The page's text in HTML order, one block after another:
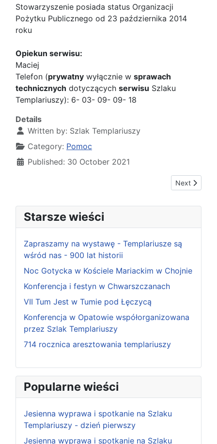
Stowarzyszenie posiada status Organizacji
Pożytku Publicznego od 23 października 2014
roku
Opiekun serwisu:
Maciej
Telefon (prywatny wyłącznie w sprawach
technicznych dotyczących serwisu Szlaku
Templariuszy): 6- 03- 09- 09- 18
Details
Written by: Szlak Templariuszy
Category: Pomoc
Published: 30 October 2021
Next article:
Next
Starsze wieści
Zapraszamy na wystawę - Templariusze są
wśród nas - 900 lat historii
Noc Gotycka w Kościele Mariackim w Chojnie
Konferencja i festyn w Chwarszczanach
VII Tum Jest w Tumie pod Łęczycą
Konferencja w Opatowie współorganizowana
przez Szlak Templariuszy
714 rocznica aresztowania templariuszy
Popularne wieści
Jesienna wyprawa i spotkanie na Szlaku
Templariuszy - dzień pierwszy
Jesienna wyprawa i spotkanie na Szlaku